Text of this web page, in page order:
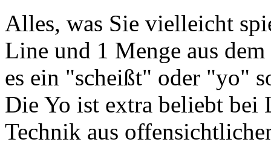
Alles, was Sie vielleicht
Line und 1 Menge aus
es ein "scheißt" oder "yo"
Die Yo ist extra beliebt bei
Technik aus